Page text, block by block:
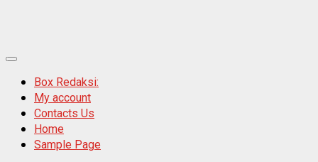
Primary
MenuBox Redaksi:
My account
Contacts Us
Home
Sample Page